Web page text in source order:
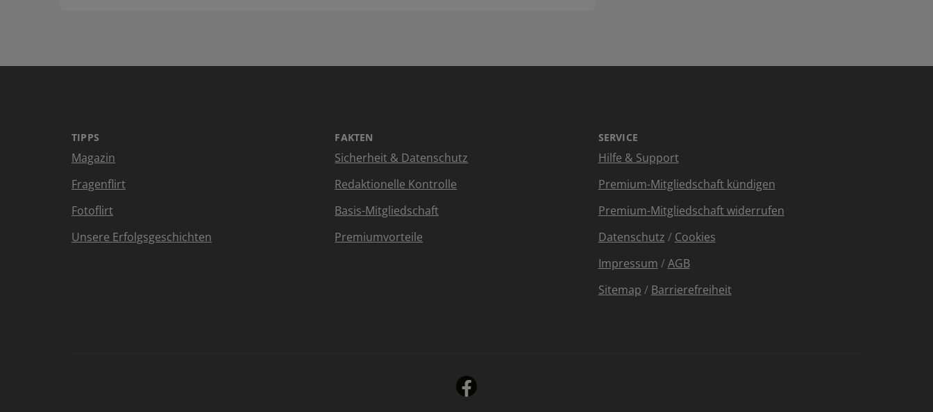
TIPPS
Magazin
Fragenflirt
Fotoflirt
Unsere Erfolgsgeschichten
FAKTEN
Sicherheit & Datenschutz
Redaktionelle Kontrolle
Basis-Mitgliedschaft
Premiumvorteile
SERVICE
Hilfe & Support
Premium-Mitgliedschaft kündigen
Premium-Mitgliedschaft widerrufen
Datenschutz / Cookies
Impressum /AGB
Sitemap / Barrierefreiheit